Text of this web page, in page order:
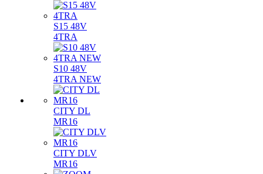
S15 48V
4TRA
S10 48V
4TRA NEW
CITY DL
MR16
CITY DLV
MR16